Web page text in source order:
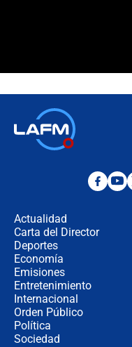
Actualidad
Carta del Director
Deportes
Economía
Emisiones
Entretenimiento
Internacional
Orden Público
Política
Sociedad